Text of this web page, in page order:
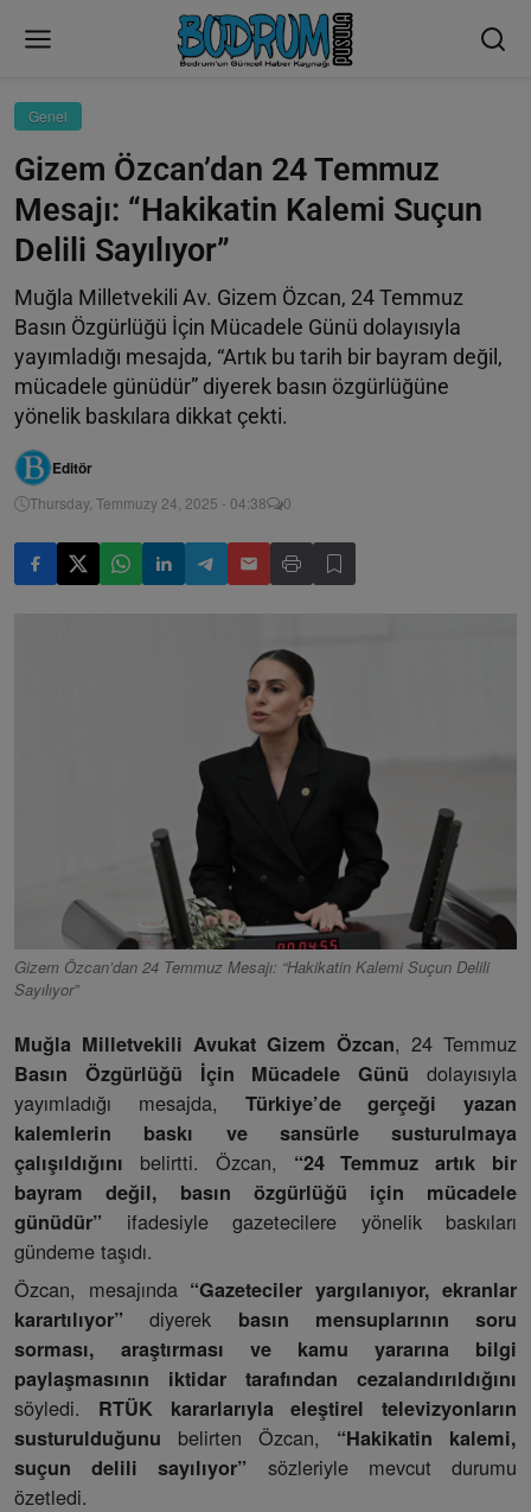
Genel
Gizem Özcan’dan 24 Temmuz
Mesajı: “Hakikatin Kalemi Suçun
Delili Sayılıyor”
Muğla Milletvekili Av. Gizem Özcan, 24 Temmuz
Basın Özgürlüğü İçin Mücadele Günü dolayısıyla
yayımladığı mesajda, “Artık bu tarih bir bayram değil,
mücadele günüdür” diyerek basın özgürlüğüne
yönelik baskılara dikkat çekti.
Editör
Thursday, Temmuzy 24, 2025 - 04:38 0
Gizem Özcan’dan 24 Temmuz Mesajı: “Hakikatin Kalemi Suçun Delili
Sayılıyor”
Muğla Milletvekili Avukat Gizem Özcan, 24 Temmuz
Basın Özgürlüğü İçin Mücadele Günü dolayısıyla
yayımladığı mesajda, Türkiye’de gerçeği yazan
kalemlerin baskı ve sansürle susturulmaya
çalışıldığını belirtti. Özcan, “24 Temmuz artık bir
bayram değil, basın özgürlüğü için mücadele
günüdür” ifadesiyle gazetecilere yönelik baskıları
gündeme taşıdı.
Özcan, mesajında “Gazeteciler yargılanıyor, ekranlar
karartılıyor” diyerek basın mensuplarının soru
sorması, araştırması ve kamu yararına bilgi
paylaşmasının iktidar tarafından cezalandırıldığını
söyledi. RTÜK kararlarıyla eleştirel televizyonların
susturulduğunu belirten Özcan, “Hakikatin kalemi,
suçun delili sayılıyor” sözleriyle mevcut durumu
özetledi.